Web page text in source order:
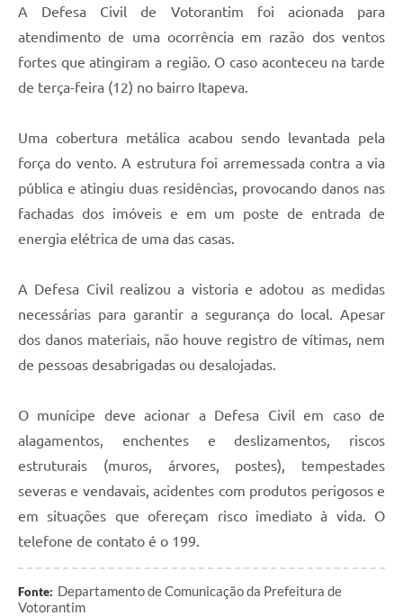
A Defesa Civil de Votorantim foi acionada para
atendimento de uma ocorrência em razão dos ventos
fortes que atingiram a região. O caso aconteceu na tarde
de terça-feira (12) no bairro Itapeva.
Uma cobertura metálica acabou sendo levantada pela
força do vento. A estrutura foi arremessada contra a via
pública e atingiu duas residências, provocando danos nas
fachadas dos imóveis e em um poste de entrada de
energia elétrica de uma das casas.
A Defesa Civil realizou a vistoria e adotou as medidas
necessárias para garantir a segurança do local. Apesar
dos danos materiais, não houve registro de vítimas, nem
de pessoas desabrigadas ou desalojadas.
O munícipe deve acionar a Defesa Civil em caso de
alagamentos, enchentes e deslizamentos, riscos
estruturais (muros, árvores, postes), tempestades
severas e vendavais, acidentes com produtos perigosos e
em situações que ofereçam risco imediato à vida. O
telefone de contato é o 199.
Fonte: Departamento de Comunicação da Prefeitura de
Votorantim